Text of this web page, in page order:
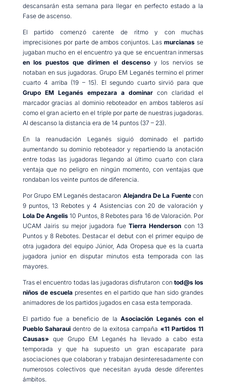
descansarán esta semana para llegar en perfecto estado a la
Fase de ascenso.
El partido comenzó carente de ritmo y con muchas
imprecisiones por parte de ambos conjuntos. Lasmurcianas se
jugaban mucho en el encuentro ya que se encuentran inmersas
en los puestos que dirimen el descenso y los nervios se
notaban en sus jugadoras. Grupo EM Leganés termino el primer
cuarto 4 arriba (19 – 15). El segundo cuarto sirvió para que
Grupo EM Leganés empezara a dominar con claridad el
marcador gracias al dominio reboteador en ambos tableros así
como el gran acierto en el triple por parte de nuestras jugadoras.
Al descanso la distancia era de 14 puntos (37 – 23).
En la reanudación Leganés siguió dominado el partido
aumentando su dominio reboteador y repartiendo la anotación
entre todas las jugadoras llegando al último cuarto con clara
ventaja que no peligro en ningún momento, con ventajas que
rondaban los veinte puntos de diferencia.
Por Grupo EM Leganés destacaron Alejandra De La Fuentecon
9 puntos, 13 Rebotes y 4 Asistencias con 20 de valoración y
Lola De Angelis 10 Puntos, 8 Rebotes para 16 de Valoración. Por
UCAM Jairis su mejor jugadora fueTierra Henderson con 13
Puntos y 8 Rebotes. Destacar el debut con el primer equipo de
otra jugadora del equipo Júnior, Ada Oropesa que es la cuarta
jugadora junior en disputar minutos esta temporada con las
mayores.
Tras el encuentro todas las jugadoras disfrutaron con tod@s los
niños de escuelapresentes en el partido que han sido grandes
animadores de los partidos jugados en casa esta temporada.
El partido fue a beneficio de la Asociación Leganés con el
Pueblo Saharaui dentro de la exitosa campaña «11 Partidos 11
Causas»que Grupo EM Leganés ha llevado a cabo esta
temporada y que ha supuesto un gran escaparate para
asociaciones que colaboran y trabajan desinteresadamente con
numerosos colectivos que necesitan ayuda desde diferentes
ámbitos.